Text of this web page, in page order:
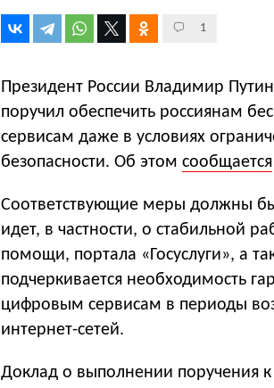
1
Президент России Владимир
поручил обеспечить россиянам
сервисам даже в условиях
безопасности. Об этом сообщается
Соответствующие меры должны
идет, в частности, о стабильной
помощи, портала «Госуслуги», а
подчеркивается необходимость
цифровым сервисам в периоды
интернет-сетей.
Доклад о выполнении поручения